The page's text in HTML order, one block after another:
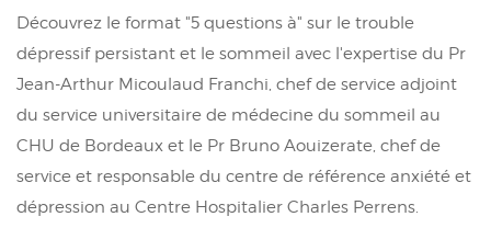
Découvrez le format "5 questions à" sur le trouble
dépressif persistant et le sommeil avec l'expertise du Pr
Jean-Arthur Micoulaud Franchi, chef de service adjoint
du service universitaire de médecine du sommeil au
CHU de Bordeaux et le Pr Bruno Aouizerate, chef de
service et responsable du centre de référence anxiété et
dépression au Centre Hospitalier Charles Perrens.